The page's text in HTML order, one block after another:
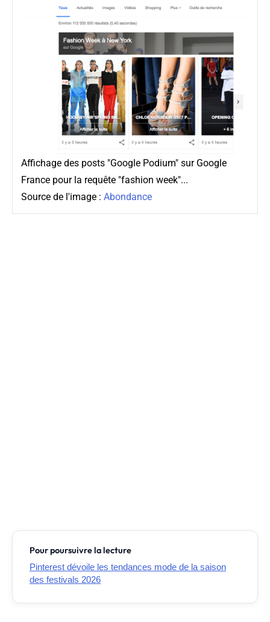
Affichage des posts "Google Podium" sur Google
France pour la requête "fashion week"...
Source de l'image : Abondance
Pour poursuivre la lecture
Pinterest dévoile les tendances mode de la saison
des festivals 2026